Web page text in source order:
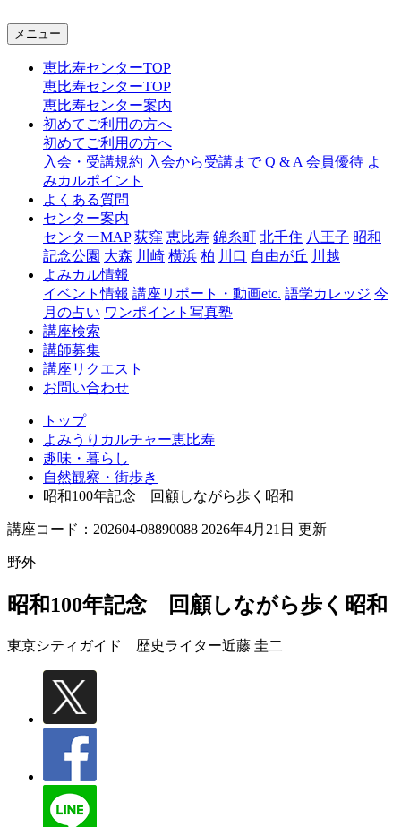
ャ
比
メニュー
恵比寿センターTOP
恵比寿センターTOP
恵比寿センター案内
初めてご利用の方へ
初めてご利用の方へ
入会・受講規約 入会から受講まで Q & A 会員優待 よ
みカルポイント
よくある質問
センター案内
センターMAP 荻窪 恵比寿 錦糸町 北千住 八王子 昭和
記念公園 大森 川崎 横浜 柏 川口 自由が丘 川越
よみカル情報
イベント情報 講座リポート・動画etc. 語学カレッジ 今
月の占い ワンポイント写真塾
講座検索
講師募集
講座リクエスト
お問い合わせ
トップ
よみうりカルチャー恵比寿
趣味・暮らし
自然観察・街歩き
昭和100年記念 回顧しながら歩く昭和
講座コード：202604-08890088 2026年4月21日 更新
野外
昭和100年記念 回顧しながら歩く昭和
東京シティガイド 歴史ライター近藤 圭二